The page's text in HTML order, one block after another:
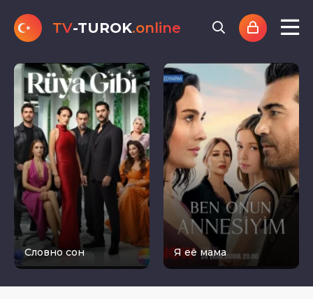
TV-TUROK.online
Словно сон Я её мама